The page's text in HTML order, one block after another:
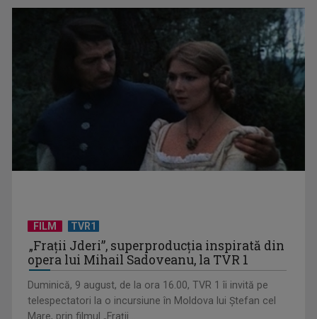
„Cerul” trupei Proconsul – a şasea cea mai votată piesă în
concursul „Cerbul ...
„Spune-mi”, piesa Monicăi Anghel – a patra cea mai votată
în concursul ...
FILM TVR1
„Frații Jderi”, superproducția inspirată din
opera lui Mihail Sadoveanu, la TVR 1
Duminică, 9 august, de la ora 16.00, TVR 1 îi invită pe
telespectatori la o incursiune în Moldova lui Ștefan cel
Mare, prin filmul „Frații ...